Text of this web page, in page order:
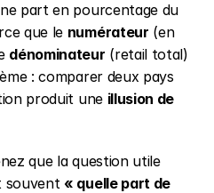
part en pourcentage du
que le numérateur (en
dénominateur (retail total)
: comparer deux pays
produit une illusion de
que la question utile
souvent « quelle part de